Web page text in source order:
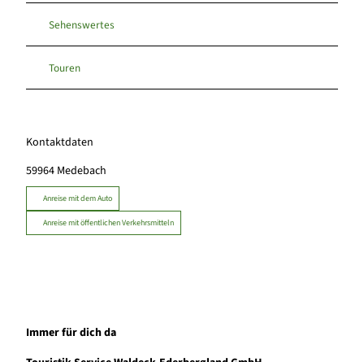
Sehenswertes
Touren
Kontaktdaten
59964 Medebach
Anreise mit dem Auto
Anreise mit öffentlichen Verkehrsmitteln
Immer für dich da